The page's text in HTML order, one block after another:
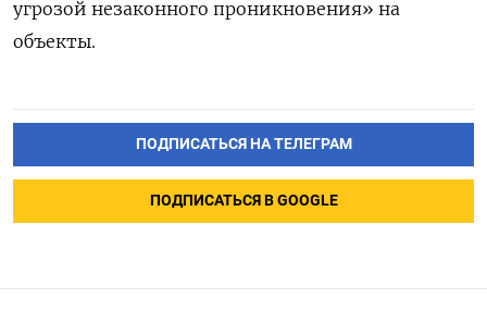
угрозой незаконного проникновения» на
объекты.
ПОДПИСАТЬСЯ НА ТЕЛЕГРАМ
ПОДПИСАТЬСЯ В GOOGLE